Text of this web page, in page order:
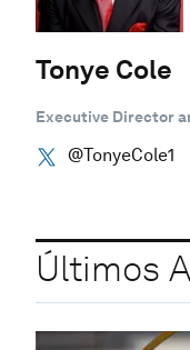
Tonye Cole
Executive Director
@TonyeCole1
Últimos